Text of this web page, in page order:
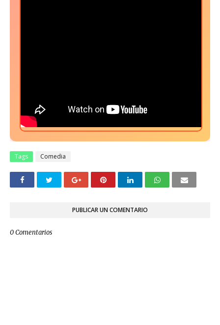
Tags Comedia
PUBLICAR UN COMENTARIO
0 Comentarios